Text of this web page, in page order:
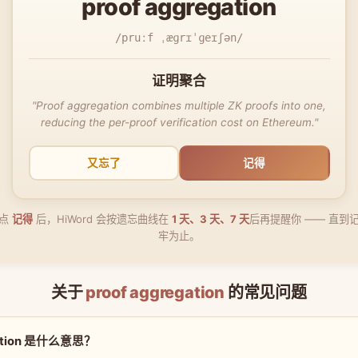
proof aggregation
/pruːf ˌæɡrɪˈɡeɪʃən/
证明聚合
"Proof aggregation combines multiple ZK proofs into one,
reducing the per-proof verification cost on Ethereum."
又忘了 记得
点 记得 后，HiWord 会按遗忘曲线在 1 天、3 天、7 天后再提醒你 —— 直到
牢为止。
关于proof aggregation 的常见问题
是什么意思？